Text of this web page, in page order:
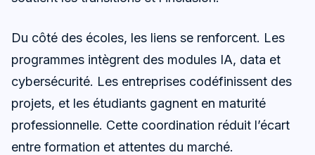
Du côté des écoles, les liens se renforcent. Les
programmes intègrent des modules IA, data et
cybersécurité. Les entreprises codéfinissent des
projets, et les étudiants gagnent en maturité
professionnelle. Cette coordination réduit l’écart
entre formation et attentes du marché.